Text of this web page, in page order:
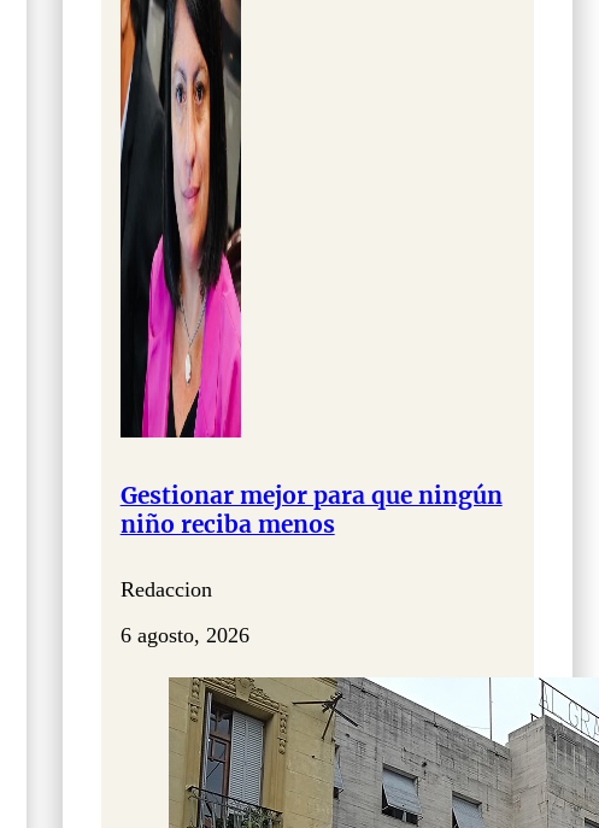
Gestionar mejor para que ningún
niño reciba menos
Redaccion
6 agosto, 2026